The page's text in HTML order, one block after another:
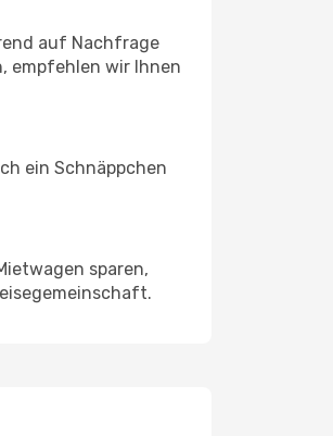
auf Nachfrage
empfehlen wir Ihnen
ein Schnäppchen
sparen,